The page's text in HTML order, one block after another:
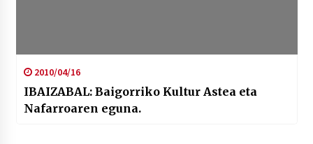
2010/04/16
IBAIZABAL: Baigorriko Kultur Astea eta
Nafarroaren eguna.